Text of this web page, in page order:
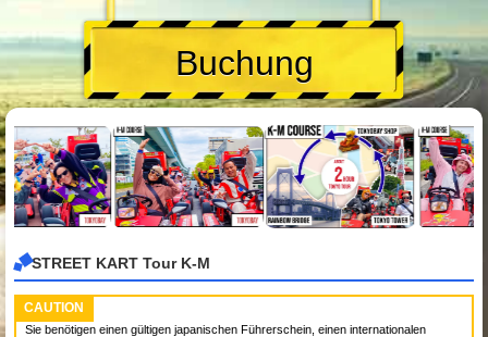
Buchung
STREET KART Tour K-M
CAUTION
Sie benötigen einen gültigen japanischen Führerschein, einen internationalen